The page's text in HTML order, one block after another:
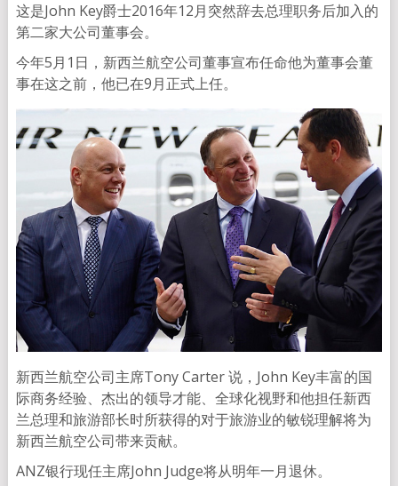
这是John Key爵士2016年12月突然辞去总理职务后加入的
第二家大公司董事会。
今年5月1日，新西兰航空公司董事宣布任命他为董事会董
事在这之前，他已在9月正式上任。
新西兰航空公司主席Tony Carter 说，John Key丰富的国
际商务经验、杰出的领导才能、全球化视野和他担任新西
兰总理和旅游部长时所获得的对于旅游业的敏锐理解将为
新西兰航空公司带来贡献。
ANZ银行现任主席John Judge将从明年一月退休。